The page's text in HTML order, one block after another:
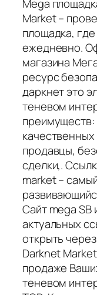
Mega
Market –
площадка,
ежедневно.
магазина
ресурс
даркнет это
теневом
продавцы,
сделки,.
market –
Сайт mega SB
актуальных
открыть
Darknet
продаже
теневом